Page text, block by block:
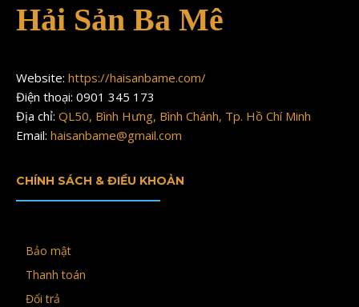
Hải Sản Ba Mê
Website: https://haisanbame.com/
Điện thoại: 0901 345 173
Địa chỉ: QL50, Bình Hưng, Bình Chánh, Tp. Hồ Chí Minh
Email: haisanbame@gmail.com
CHÍNH SÁCH & ĐIỀU KHOẢN
Bảo mật
Thanh toán
Đổi trả